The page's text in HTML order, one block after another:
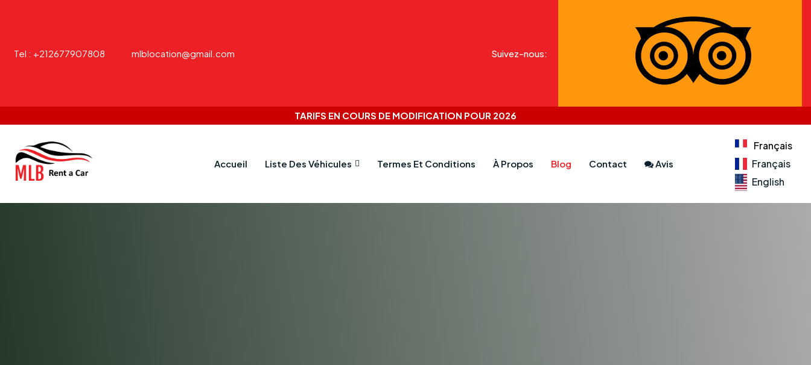
Tel : +212677907808 mlblocation@gmail.com Suivez-nous:
TARIFS EN COURS DE MODIFICATION POUR 2026
Accueil Liste Des Véhicules Termes Et Conditions À Propos Blog Contact Avis
Français
Français
English